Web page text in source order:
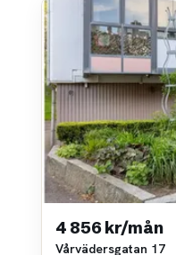
4 856 kr/mån
Vårvädersgatan 17